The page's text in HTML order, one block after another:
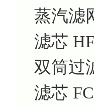
蒸汽滤
滤芯
双筒过
滤芯